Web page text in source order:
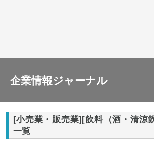
企業情報ジャーナル
[小売業・販売業][飲料（酒・清涼
一覧